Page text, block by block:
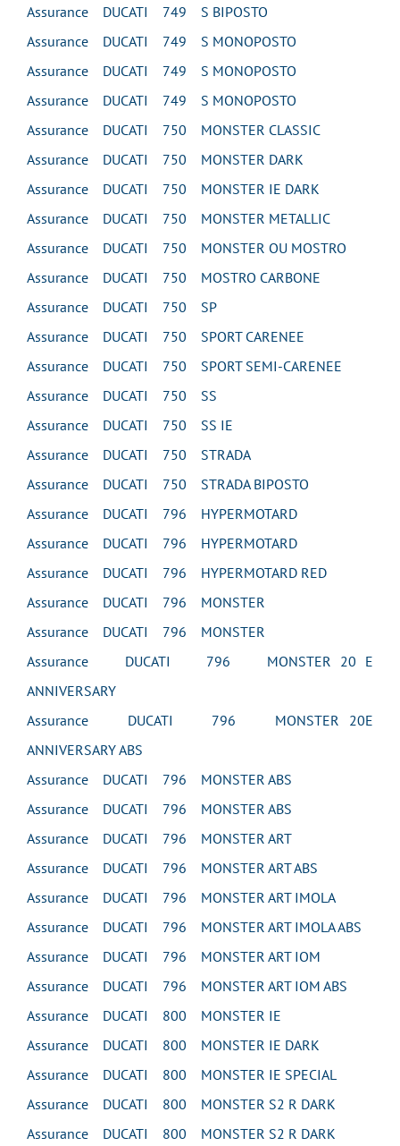
Assurance DUCATI 749 S BIPOSTO
Assurance DUCATI 749 S MONOPOSTO
Assurance DUCATI 749 S MONOPOSTO
Assurance DUCATI 749 S MONOPOSTO
Assurance DUCATI 750 MONSTER CLASSIC
Assurance DUCATI 750 MONSTER DARK
Assurance DUCATI 750 MONSTER IE DARK
Assurance DUCATI 750 MONSTER METALLIC
Assurance DUCATI 750 MONSTER OU MOSTRO
Assurance DUCATI 750 MOSTRO CARBONE
Assurance DUCATI 750 SP
Assurance DUCATI 750 SPORT CARENEE
Assurance DUCATI 750 SPORT SEMI-CARENEE
Assurance DUCATI 750 SS
Assurance DUCATI 750 SS IE
Assurance DUCATI 750 STRADA
Assurance DUCATI 750 STRADA BIPOSTO
Assurance DUCATI 796 HYPERMOTARD
Assurance DUCATI 796 HYPERMOTARD
Assurance DUCATI 796 HYPERMOTARD RED
Assurance DUCATI 796 MONSTER
Assurance DUCATI 796 MONSTER
Assurance DUCATI 796 MONSTER 20 E
ANNIVERSARY
Assurance DUCATI 796 MONSTER 20E
ANNIVERSARY ABS
Assurance DUCATI 796 MONSTER ABS
Assurance DUCATI 796 MONSTER ABS
Assurance DUCATI 796 MONSTER ART
Assurance DUCATI 796 MONSTER ART ABS
Assurance DUCATI 796 MONSTER ART IMOLA
Assurance DUCATI 796 MONSTER ART IMOLA ABS
Assurance DUCATI 796 MONSTER ART IOM
Assurance DUCATI 796 MONSTER ART IOM ABS
Assurance DUCATI 800 MONSTER IE
Assurance DUCATI 800 MONSTER IE DARK
Assurance DUCATI 800 MONSTER IE SPECIAL
Assurance DUCATI 800 MONSTER S2 R DARK
Assurance DUCATI 800 MONSTER S2 R DARK